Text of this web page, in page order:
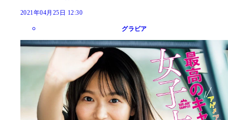
2021年04月25日 12:30
グラビア